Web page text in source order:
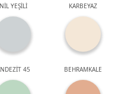
NİL YEŞİLİ KARBEYAZ
45 BEHRAMKALE